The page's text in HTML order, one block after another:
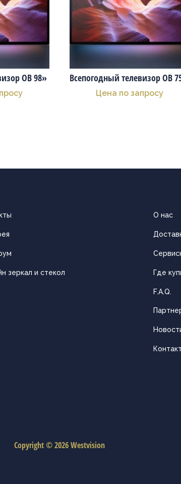
OB 98» Всепогодный телевизор OB
Цена по запросу
зеркал и стекол
О нас
Где
F.A.Q.
Copyright © 2026 Westvision